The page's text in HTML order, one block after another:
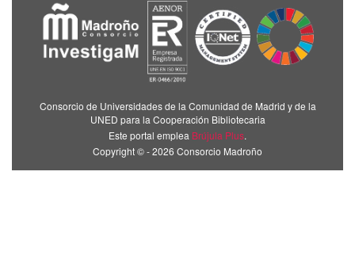
Consorcio de Universidades de la Comunidad de Madrid y de la
UNED para la Cooperación Bibliotecaria
Este portal emplea Brújula Plus.
Copyright © - 2026 Consorcio Madroño